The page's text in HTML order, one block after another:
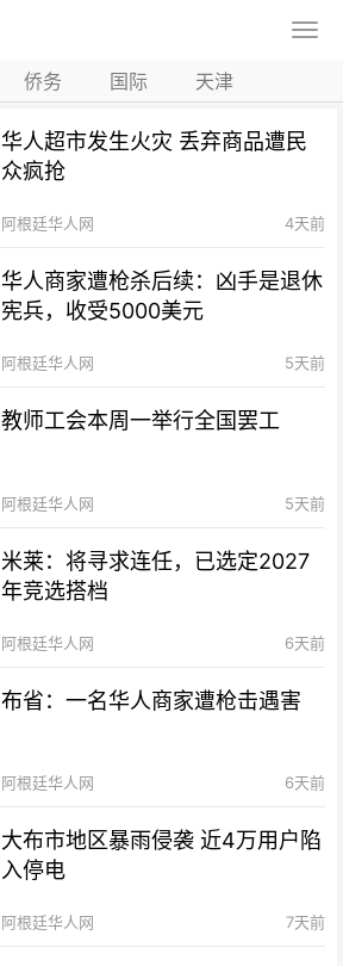
侨务 国际 天津
华人超市发生火灾 丢弃商品遭民
众疯抢
阿根廷华人网 4天前
华人商家遭枪杀后续：凶手是退休
宪兵，收受5000美元
阿根廷华人网 5天前
教师工会本周一举行全国罢工
阿根廷华人网 5天前
米莱：将寻求连任，已选定2027
年竞选搭档
阿根廷华人网 6天前
布省：一名华人商家遭枪击遇害
阿根廷华人网 6天前
大布市地区暴雨侵袭 近4万用户陷
入停电
阿根廷华人网 7天前